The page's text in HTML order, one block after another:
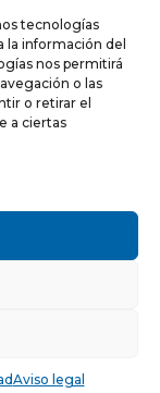
tecnologías
la información del
nos permitirá
o las
o retirar el
a ciertas
Aviso legal
de Quilinox S.L. de
de Valencia -
-Política